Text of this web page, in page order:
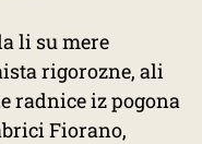
li su mere
rigorozne, ali
radnice iz pogona
Fiorano,